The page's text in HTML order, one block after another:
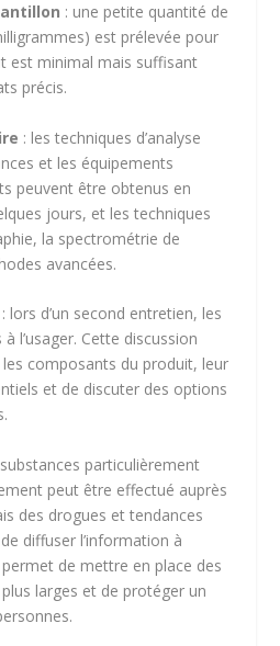
: une petite quantité de
est prélevée pour
est minimal mais suffisant
précis.
: les techniques d’analyse
et les équipements
peuvent être obtenus en
jours, et les techniques
la spectrométrie de
avancées.
: lors d’un second entretien, les
l’usager. Cette discussion
composants du produit, leur
et de discuter des options
particulièrement
peut être effectué auprès
des drogues et tendances
diffuser l’information à
permet de mettre en place des
larges et de protéger un